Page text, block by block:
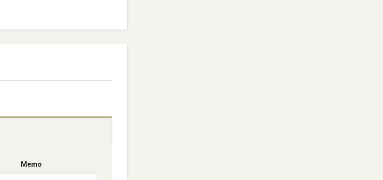
Memo